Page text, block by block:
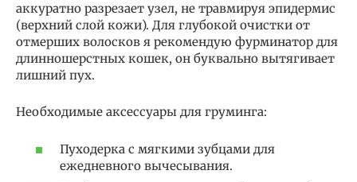
аккуратно разрезает узел, не травмируя эпидермис
(верхний слой кожи). Для глубокой очистки от
отмерших волосков я рекомендую фурминатор для
длинношерстных кошек, он буквально вытягивает
лишний пух.
Необходимые аксессуары для груминга:
Пуходерка с мягкими зубцами для
ежедневного вычесывания.